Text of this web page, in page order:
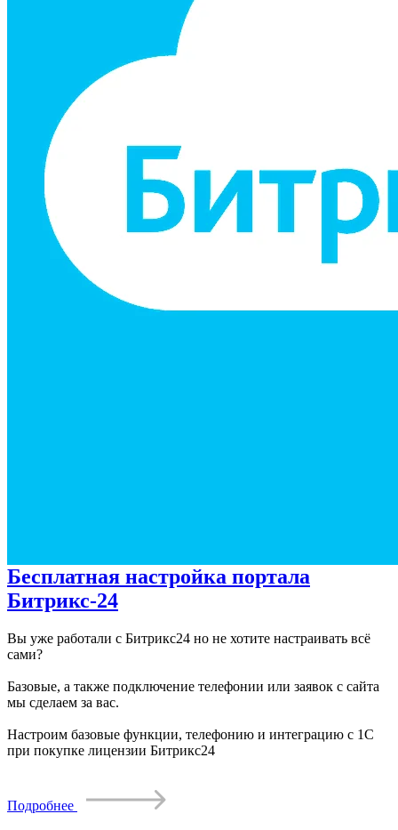
Бесплатная настройка портала
Битрикс-24
Вы уже работали с Битрикс24 но не хотите настраивать всё
сами?
Базовые, а также подключение телефонии или заявок с сайта
мы сделаем за вас.
Настроим базовые функции, телефонию и интеграцию с 1С
при покупке лицензии Битрикс24
Подробнее